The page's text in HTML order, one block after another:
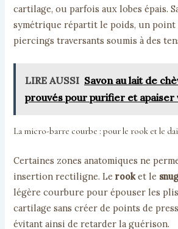
cartilage, ou parfois aux lobes épais.
symétrique répartit le poids, un point
piercings traversants soumis à des
LIRE AUSSI Savon au lait de
prouvés pour purifier et apaiser
La micro-barre courbe : pour le rook et le
Certaines zones anatomiques ne
insertion rectiligne. Lerooket le
légère courbure pour épouser les
cartilage sans créer de points de
évitant ainsi de retarder la guérison.